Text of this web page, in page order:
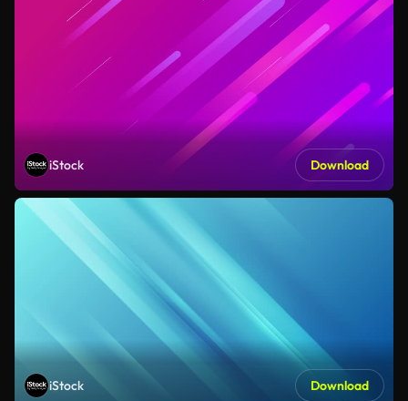
iStock Download
iStock Download